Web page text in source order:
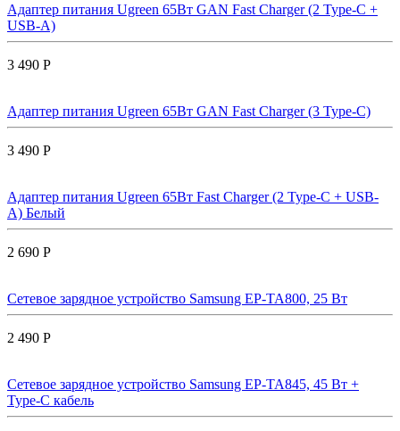
Адаптер питания Ugreen 65Вт GAN Fast Charger (2 Type-C +
USB-A)
3 490 Р
Адаптер питания Ugreen 65Вт GAN Fast Charger (3 Type-C)
3 490 Р
Адаптер питания Ugreen 65Вт Fast Charger (2 Type-C + USB-
A) Белый
2 690 Р
Сетевое зарядное устройство Samsung EP-TA800, 25 Вт
2 490 Р
Сетевое зарядное устройство Samsung EP-TA845, 45 Вт +
Type-C кабель